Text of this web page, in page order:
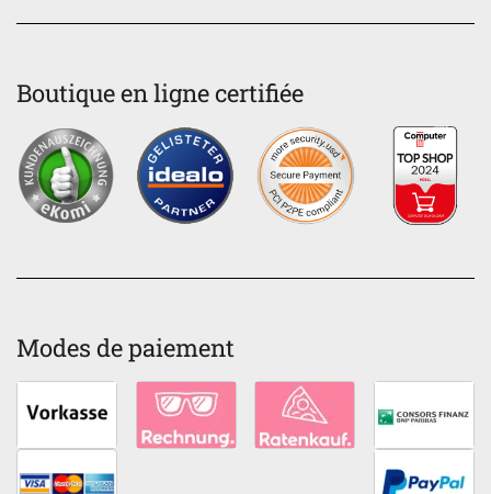
Boutique en ligne certifiée
Modes de paiement